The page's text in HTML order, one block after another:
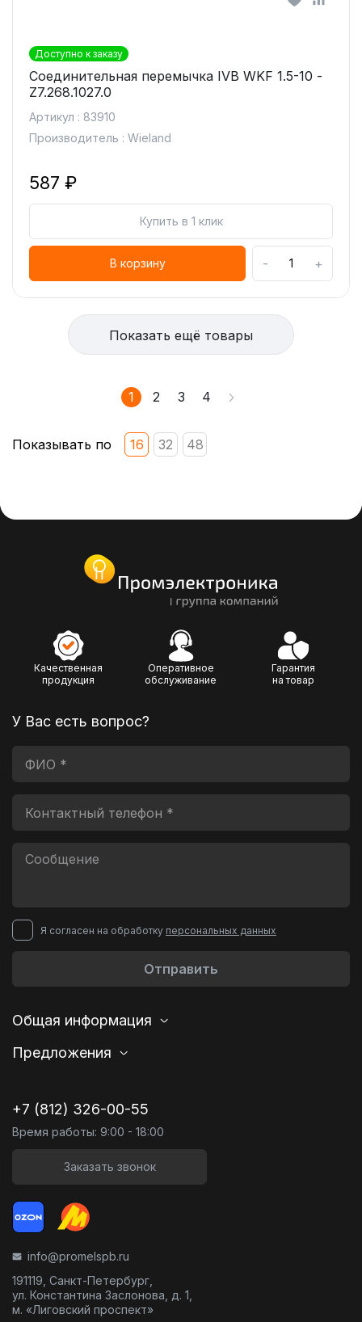
Доступно к заказу
Соединительная перемычка IVB WKF 1.5-10 -
Z7.268.1027.0
Артикул : 83910
Производитель : Wieland
587 ₽
Купить в 1 клик
В корзину - +
Показать ещё товары
1 2 3 4
Показывать по 16 32 48
Качественная
продукция
Оперативное
обслуживание
Гарантия
на товар
У Вас есть вопрос?
Я согласен на обработку персональных данных
Отправить
Общая информация
Предложения
+7 (812) 326-00-55
Время работы: 9:00 - 18:00
Заказать звонок
info@promelspb.ru
191119, Санкт-Петербург,
ул. Константина Заслонова, д. 1,
м. «Лиговский проспект»